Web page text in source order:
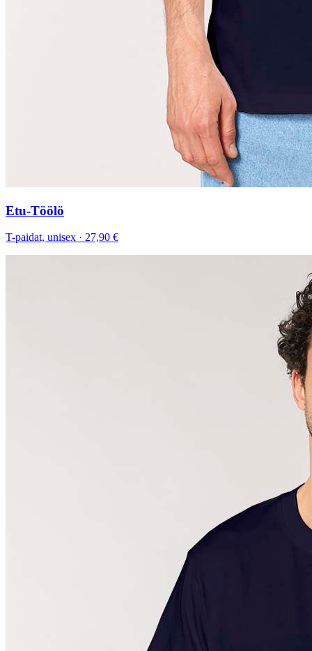
Etu-Töölö
T-paidat, unisex · 27,90 €